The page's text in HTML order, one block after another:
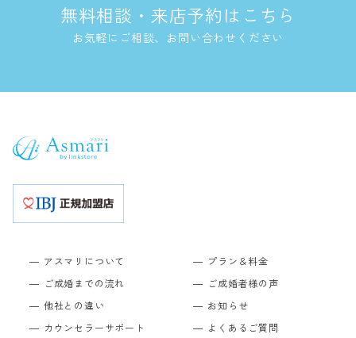
無料相談・来店予約はこちら
お気軽にご相談、お問い合わせください
アスマリについて
ご成婚までの流れ
他社との違い
カウンセラーサポート
プラン＆料金
ご成婚者様の声
お知らせ
よくあるご質問